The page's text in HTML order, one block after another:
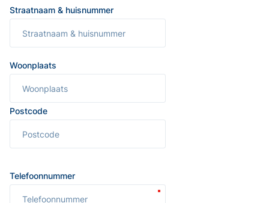
Straatnaam & huisnummer
Woonplaats
Postcode
Telefoonnummer